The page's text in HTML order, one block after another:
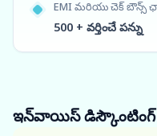
EMI మరియు చెక్ బౌన్స్
500 + వర్తించే పన్ను
ఇన్‌వాయిస్ డిస్కౌంటింగ్